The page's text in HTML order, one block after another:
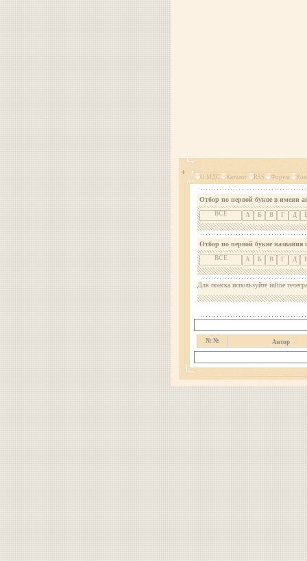
О МДС Каталог RSS Форум
Отбор по первой букве в имени
ВСЕ А Б В Г Д
Отбор по первой букве названия
ВСЕ А Б В Г Д
Для поиска используйте inline
№ № Автор